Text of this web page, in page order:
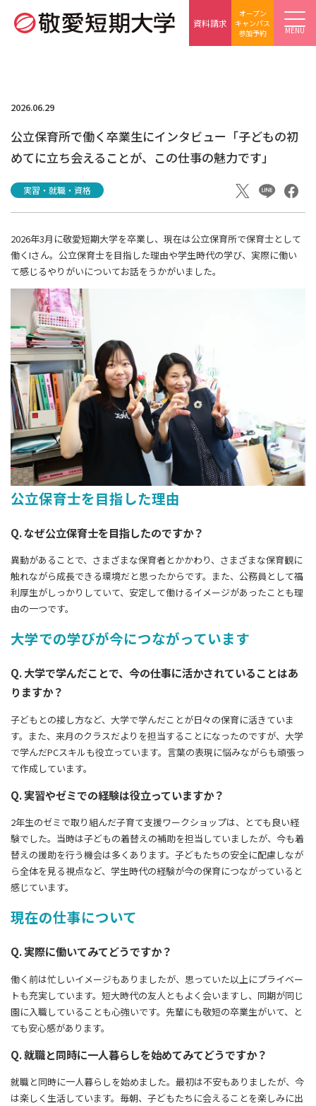
MENU
資料請求
オープン
キャンパス
参加予約
2026.06.29
公立保育所で働く卒業生にインタビュー「子どもの初
めてに立ち会えることが、この仕事の魅力です」
実習・就職・資格
2026年3月に敬愛短期大学を卒業し、現在は公立保育所で保育士として
働くIさん。公立保育士を目指した理由や学生時代の学び、実際に働い
て感じるやりがいについてお話をうかがいました。
公立保育士を目指した理由
Q. なぜ公立保育士を目指したのですか？
異動があることで、さまざまな保育者とかかわり、さまざまな保育観に
触れながら成長できる環境だと思ったからです。また、公務員として福
利厚生がしっかりしていて、安定して働けるイメージがあったことも理
由の一つです。
大学での学びが今につながっています
Q. 大学で学んだことで、今の仕事に活かされていることはあ
りますか？
子どもとの接し方など、大学で学んだことが日々の保育に活きていま
す。また、来月のクラスだよりを担当することになったのですが、大学
で学んだPCスキルも役立っています。言葉の表現に悩みながらも頑張っ
て作成しています。
Q. 実習やゼミでの経験は役立っていますか？
2年生のゼミで取り組んだ子育て支援ワークショップは、とても良い経
験でした。当時は子どもの着替えの補助を担当していましたが、今も着
替えの援助を行う機会は多くあります。子どもたちの安全に配慮しなが
ら全体を見る視点など、学生時代の経験が今の保育につながっていると
感じています。
現在の仕事について
Q. 実際に働いてみてどうですか？
働く前は忙しいイメージもありましたが、思っていた以上にプライベー
トも充実しています。短大時代の友人ともよく会いますし、同期が同じ
園に入職していることも心強いです。先輩にも敬短の卒業生がいて、と
ても安心感があります。
Q. 就職と同時に一人暮らしを始めてみてどうですか？
就職と同時に一人暮らしを始めました。最初は不安もありましたが、今
は楽しく生活しています。毎朝、子どもたちに会えることを楽しみに出